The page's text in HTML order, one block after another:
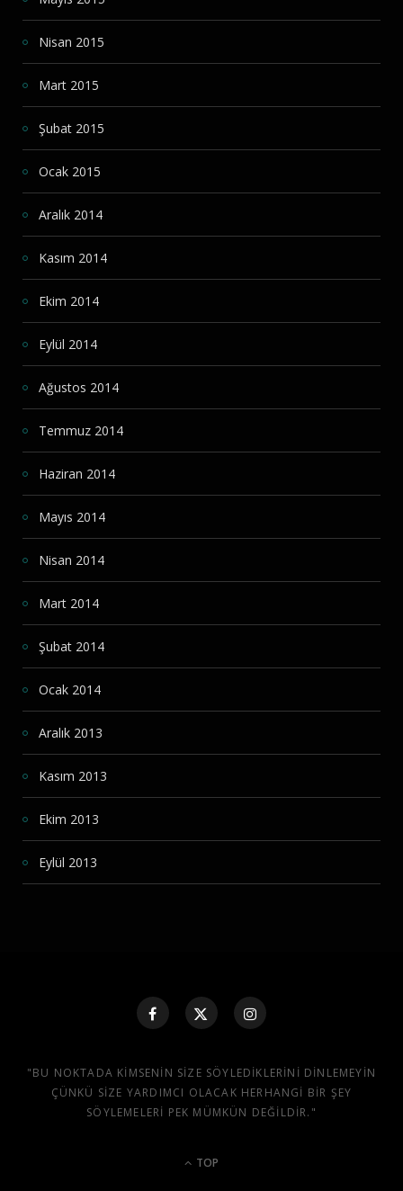
Nisan 2015
Mart 2015
Şubat 2015
Ocak 2015
Aralık 2014
Kasım 2014
Ekim 2014
Eylül 2014
Ağustos 2014
Temmuz 2014
Haziran 2014
Mayıs 2014
Nisan 2014
Mart 2014
Şubat 2014
Ocak 2014
Aralık 2013
Kasım 2013
Ekim 2013
Eylül 2013
"BU NOKTADA KIMSENIN SIZE SÖYLEDIKLERINI DINLEMEYIN
ÇÜNKÜ SIZE YARDIMCI OLACAK HERHANGI BIR ŞEY
SÖYLEMELERI PEK MÜMKÜN DEĞILDIR."
TOP